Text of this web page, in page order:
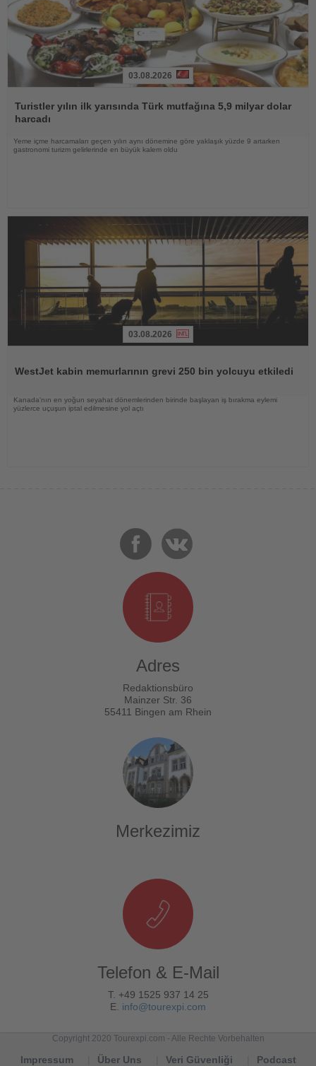
Oku
03.08.2026
Turistler yılın ilk yarısında Türk mutfağına 5,9 milyar dolar
harcadı
Yeme içme harcamaları geçen yılın aynı dönemine göre yaklaşık yüzde 9 artarken
gastronomi turizm gelirlerinde en büyük kalem oldu
03.08.2026
WestJet kabin memurlarının grevi 250 bin yolcuyu etkiledi
Kanada'nın en yoğun seyahat dönemlerinden birinde başlayan iş bırakma eylemi
yüzlerce uçuşun iptal edilmesine yol açtı
Adres
Redaktionsbüro
Mainzer Str. 36
55411 Bingen am Rhein
Merkezimiz
Telefon & E-Mail
T. +49 1525 937 14 25
E. info@tourexpi.com
Copyright 2020 Tourexpi.com - Alle Rechte Vorbehalten
Impressum Über Uns Veri Güvenliği Podcast